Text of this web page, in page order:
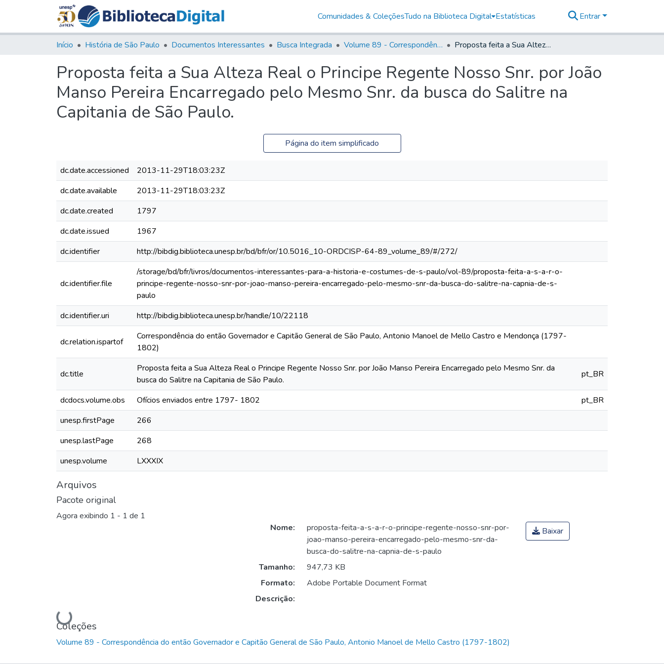
Comunidades & ColeçõesTudo na Biblioteca Digital Estatísticas Entrar
Início História de São Paulo Documentos Interessantes Busca Integrada Volume 89 - Correspondência do então Governador e Capitão General de São Paulo, Antonio Manoel de Mello Castro (1797-1802) Proposta feita a Sua Alteza Real o Principe Regente Nosso Snr. por João Manso Pereira Encarregado pelo Mesmo Snr. da busca do Salitre na Capitania de São Paulo.
Proposta feita a Sua Alteza Real o Principe Regente Nosso Snr. por João
Manso Pereira Encarregado pelo Mesmo Snr. da busca do Salitre na
Capitania de São Paulo.
Página do item simplificado
dc.date.accessioned
2013-11-29T18:03:23Z
dc.date.available
2013-11-29T18:03:23Z
dc.date.created
1797
dc.date.issued
1967
dc.identifier
http://bibdig.biblioteca.unesp.br/bd/bfr/or/10.5016_10-ORDCISP-64-89_volume_89/#/272/
dc.identifier.file
/storage/bd/bfr/livros/documentos-interessantes-para-a-historia-e-costumes-de-s-paulo/vol-89/proposta-feita-a-s-a-r-o-
principe-regente-nosso-snr-por-joao-manso-pereira-encarregado-pelo-mesmo-snr-da-busca-do-salitre-na-capnia-de-s-
paulo
dc.identifier.uri
http://bibdig.biblioteca.unesp.br/handle/10/22118
dc.relation.ispartof
Correspondência do então Governador e Capitão General de São Paulo, Antonio Manoel de Mello Castro e Mendonça (1797-
1802)
dc.title
Proposta feita a Sua Alteza Real o Principe Regente Nosso Snr. por João Manso Pereira Encarregado pelo Mesmo Snr. da
busca do Salitre na Capitania de São Paulo.
pt_BR
dcdocs.volume.obs Ofícios enviados entre 1797- 1802
pt_BR
unesp.firstPage
266
unesp.lastPage
268
unesp.volume
LXXXIX
Arquivos
Pacote original
Agora exibindo 1 - 1 de 1
Carregando...
Nome:
proposta-feita-a-s-a-r-o-principe-regente-nosso-snr-por-
joao-manso-pereira-encarregado-pelo-mesmo-snr-da-
busca-do-salitre-na-capnia-de-s-paulo
Tamanho:
947,73 KB
Formato:
Adobe Portable Document Format
Descrição:
Baixar
Coleções
Volume 89 - Correspondência do então Governador e Capitão General de São Paulo, Antonio Manoel de Mello Castro (1797-1802)